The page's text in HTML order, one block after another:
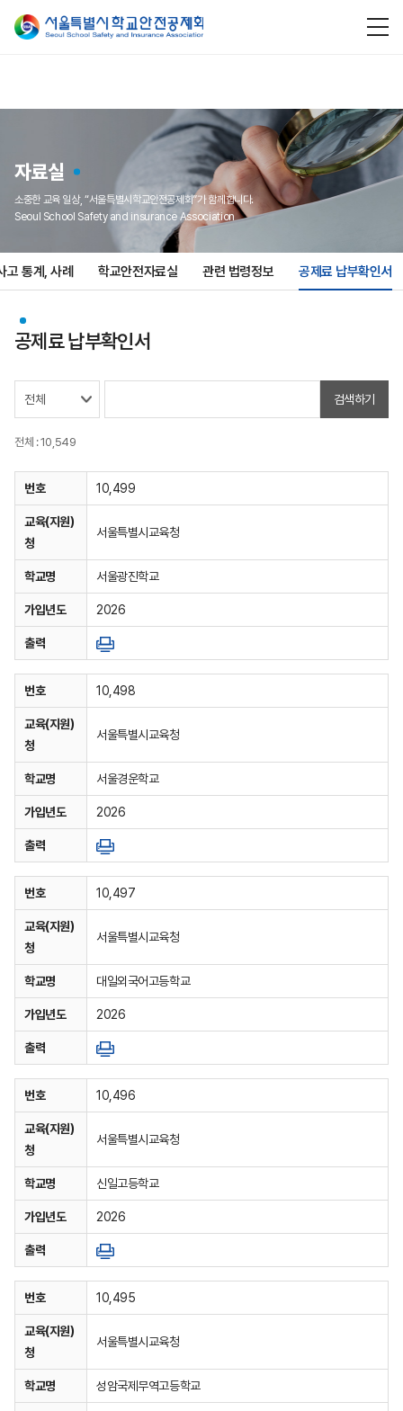
자료실
소중한 교육 일상, “서울특별시학교안전공제회”가 함께합니다.
Seoul School Safety and insurance Association
고 통계, 사례 학교안전자료실 관련 법령정보 공제료 납부확인서
공제료 납부확인서
전체 : 10,549
검색하기
번호 10,499
교육(지원)
청
서울특별시교육청
학교명 서울광진학교
가입년도 2026
출력
번호 10,498
교육(지원)
청
서울특별시교육청
학교명 서울경운학교
가입년도 2026
출력
번호 10,497
교육(지원)
청
서울특별시교육청
학교명 대일외국어고등학교
가입년도 2026
출력
번호 10,496
교육(지원)
청
서울특별시교육청
학교명 신일고등학교
가입년도 2026
출력
번호 10,495
교육(지원)
청
서울특별시교육청
학교명 성암국제무역고등학교